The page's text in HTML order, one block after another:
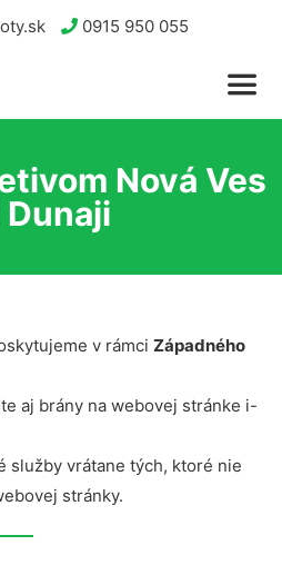
0915 950 055
Nová Ves
v rámci Západného
aj brány na webovej stránke i-
služby vrátane tých, ktoré nie
stránky.